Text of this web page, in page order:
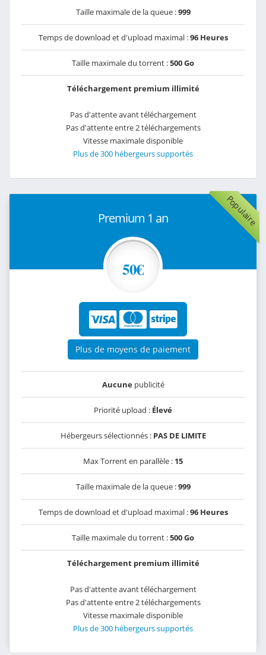
Taille maximale de la queue :999
Temps de download et d'upload maximal :96 Heures
Taille maximale du torrent :500 Go
Téléchargement premium illimité
Pas d'attente avant téléchargement
Pas d'attente entre 2 téléchargements
Vitesse maximale disponible
Plus de 300 hébergeurs supportés
Populaire
Premium 1 an
50€
Plus de moyens de paiement
Aucunepublicité
Priorité upload : Élevé
Hébergeurs sélectionnés : PAS DE LIMITE
Max Torrent en parallèle : 15
Taille maximale de la queue :999
Temps de download et d'upload maximal :96 Heures
Taille maximale du torrent :500 Go
Téléchargement premium illimité
Pas d'attente avant téléchargement
Pas d'attente entre 2 téléchargements
Vitesse maximale disponible
Plus de 300 hébergeurs supportés